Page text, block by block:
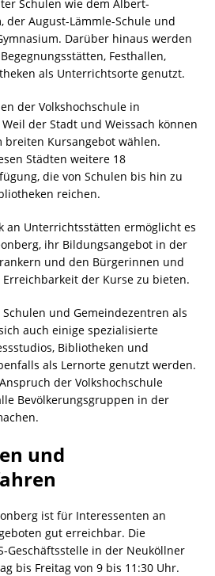
Schulen wie dem Albert-
der August-Lämmle-Schule und
Darüber hinaus werden
Festhallen,
als Unterrichtsorte genutzt.
der Volkshochschule in
der Stadt und Weissach können
breiten Kursangebot wählen.
Städten weitere 18
die von Schulen bis hin zu
reichen.
an Unterrichtsstätten ermöglicht es
ihr Bildungsangebot in der
und den Bürgerinnen und
der Kurse zu bieten.
und Gemeindezentren als
auch einige spezialisierte
Bibliotheken und
als Lernorte genutzt werden.
der Volkshochschule
Bevölkerungsgruppen in der
und
ist für Interessenten an
gut erreichbar. Die
Geschäftsstelle in der Neuköllner
bis Freitag von 9 bis 11:30 Uhr.